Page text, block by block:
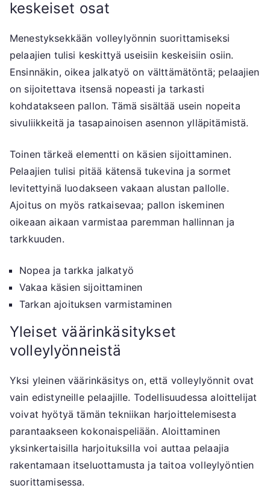
keskeiset osat
Menestyksekkään volleylyönnin suorittamiseksi
pelaajien tulisi keskittyä useisiin keskeisiin osiin.
Ensinnäkin, oikea jalkatyö on välttämätöntä; pelaajien
on sijoitettava itsensä nopeasti ja tarkasti
kohdatakseen pallon. Tämä sisältää usein nopeita
sivuliikkeitä ja tasapainoisen asennon ylläpitämistä.
Toinen tärkeä elementti on käsien sijoittaminen.
Pelaajien tulisi pitää kätensä tukevina ja sormet
levitettyinä luodakseen vakaan alustan pallolle.
Ajoitus on myös ratkaisevaa; pallon iskeminen
oikeaan aikaan varmistaa paremman hallinnan ja
tarkkuuden.
Nopea ja tarkka jalkatyö
Vakaa käsien sijoittaminen
Tarkan ajoituksen varmistaminen
Yleiset väärinkäsitykset
volleylyönneistä
Yksi yleinen väärinkäsitys on, että volleylyönnit ovat
vain edistyneille pelaajille. Todellisuudessa aloittelijat
voivat hyötyä tämän tekniikan harjoittelemisesta
parantaakseen kokonaispeliään. Aloittaminen
yksinkertaisilla harjoituksilla voi auttaa pelaajia
rakentamaan itseluottamusta ja taitoa volleylyöntien
suorittamisessa.